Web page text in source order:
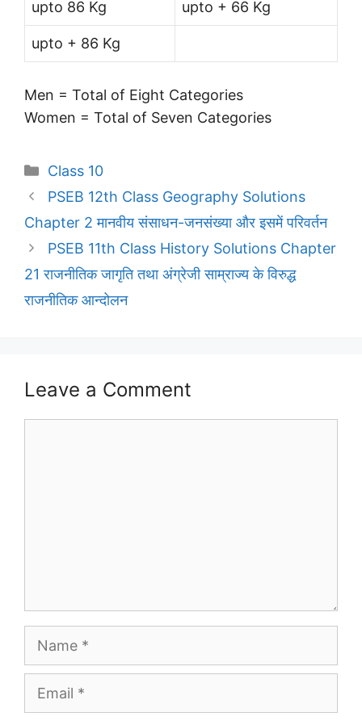
upto 86 Kg upto + 66 Kg
upto + 86 Kg
Men = Total of Eight Categories
Women = Total of Seven Categories
Categories
Class 10
PSEB 12th Class Geography Solutions
Chapter 2 मानवीय संसाधन-जनसंख्या और इसमें परिवर्तन
PSEB 11th Class History Solutions Chapter
21 राजनीतिक जागृति तथा अंग्रेजी साम्राज्य के विरुद्ध
राजनीतिक आन्दोलन
Leave a Comment